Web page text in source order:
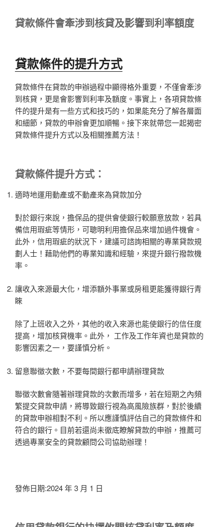
貸款條件會牽涉到核貸及影響到利率額度
貸款條件的提升方式
貸款條件在貸款的申辦過程中顯得格外重要，不僅會牽涉
到核貸，更是會影響到利率及額度。事實上，各項貸款條
件的提升是有一些方式和技巧的，如果能充分了解各層面
和細節，貸款的申辦會更加順暢。接下來就帶您一起揭密
貸款條件提升方式以及相關推薦方法！
貸款條件提升方式：
適時地運用動產或不動產來為貸款加分
對於銀行來說，擔保品的提供會使銀行較願意放款，若具
備信用瑕疵等情形，可聰明利用擔保品來增加過件機會。
此外，信用瑕疵的狀況下，建議可諮詢相關的專業貸款規
劃人士！藉助他們的專業知識和經驗，來提升銀行撥款機
率。
讓收入來源最大化，增添額外事業或房租更能獲得銀行青
睞
除了上班收入之外，其他的收入來源也能使銀行的信任度
提高，增加核貸機率。此外， 工作及工作年資也是貸款的
影響因素之一，要謹慎分析。
留意聯徵次數，不要每間銀行都申請辦理貸款
聯徵次數會隨著辦理貸款的次數而增多，若在短期之內頻
繁提交貸款申請，將導致銀行視為高風險族群，對於後續
的貸款申辦相對不利。所以應謹慎評估自己的貸款條件和
符合的銀行。目前若還尚未徹底瞭解貸款的申辦，推薦可
透過專業安全的貸款顧問公司協助辦理！
發佈日期:2024 年 3 月 1 日